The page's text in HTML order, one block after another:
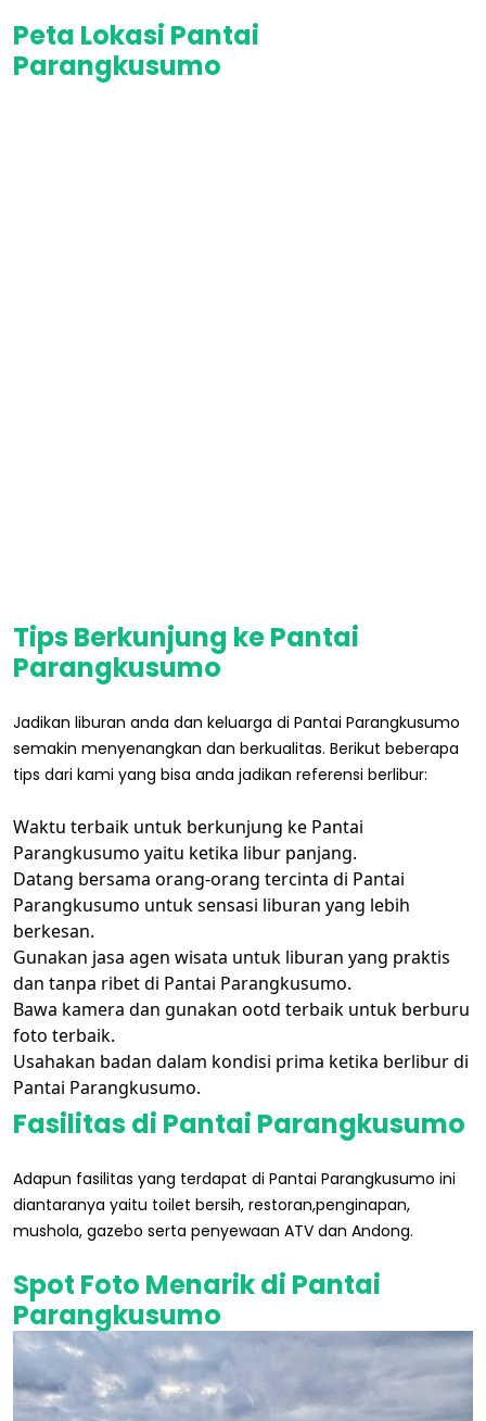
Peta Lokasi Pantai
Parangkusumo
Tips Berkunjung ke Pantai
Parangkusumo
Jadikan liburan anda dan keluarga di Pantai Parangkusumo
semakin menyenangkan dan berkualitas. Berikut beberapa
tips dari kami yang bisa anda jadikan referensi berlibur:
Waktu terbaik untuk berkunjung ke Pantai
Parangkusumo yaitu ketika libur panjang.
Datang bersama orang-orang tercinta di Pantai
Parangkusumo untuk sensasi liburan yang lebih
berkesan.
Gunakan jasa agen wisata untuk liburan yang praktis
dan tanpa ribet di Pantai Parangkusumo.
Bawa kamera dan gunakan ootd terbaik untuk berburu
foto terbaik.
Usahakan badan dalam kondisi prima ketika berlibur di
Pantai Parangkusumo.
Fasilitas di Pantai Parangkusumo
Adapun fasilitas yang terdapat di Pantai Parangkusumo ini
diantaranya yaitu toilet bersih, restoran,penginapan,
mushola, gazebo serta penyewaan ATV dan Andong.
Spot Foto Menarik di Pantai
Parangkusumo